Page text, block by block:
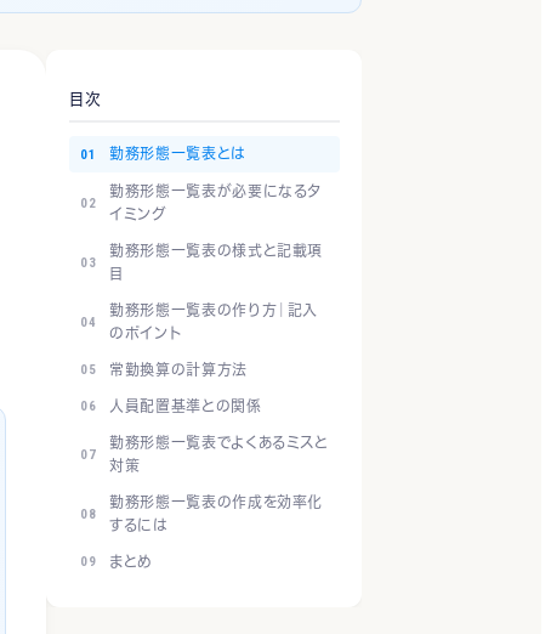
目次
勤務形態一覧表とは
勤務形態一覧表が必要になるタ
イミング
勤務形態一覧表の様式と記載項
目
勤務形態一覧表の作り方｜記入
のポイント
常勤換算の計算方法
人員配置基準との関係
勤務形態一覧表でよくあるミスと
対策
勤務形態一覧表の作成を効率化
するには
まとめ